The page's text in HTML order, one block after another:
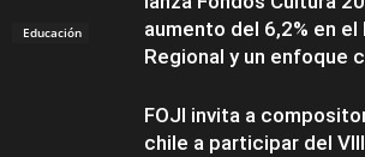
Educación
aumento del 6,2% en el
Regional y un enfoque
FOJI invita a
chile a participar del